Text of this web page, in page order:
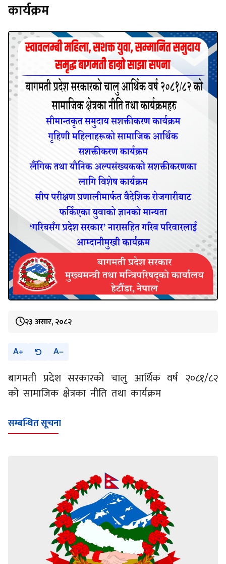
कार्यक्रम
२३ असार, २०८२
A A
बागमती प्रदेश सरकारको चालु आर्थिक वर्ष २०८१/८२
को सामाजिक क्षेत्रका नीति तथा कार्यक्रम
सम्बन्धित सूचना